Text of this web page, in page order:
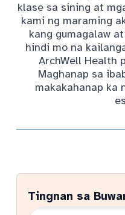
klase sa sining at
kami ng maraming
kang gumagalaw
hindi mo na
ArchWell Health
Maghanap sa
makakahanap ka
Tingnan sa